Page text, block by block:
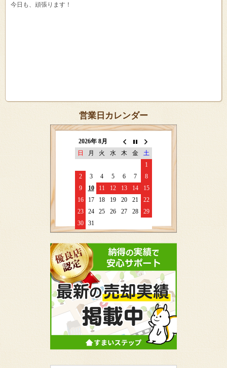
今日も、頑張ります！
営業日カレンダー
2026年 8月
日
月 火 水 木 金
土
1
2
3 4 5 6 7
8
9
10 11 12 13 14
15
16
17 18 19 20 21
22
23
24 25 26 27 28
29
30
31